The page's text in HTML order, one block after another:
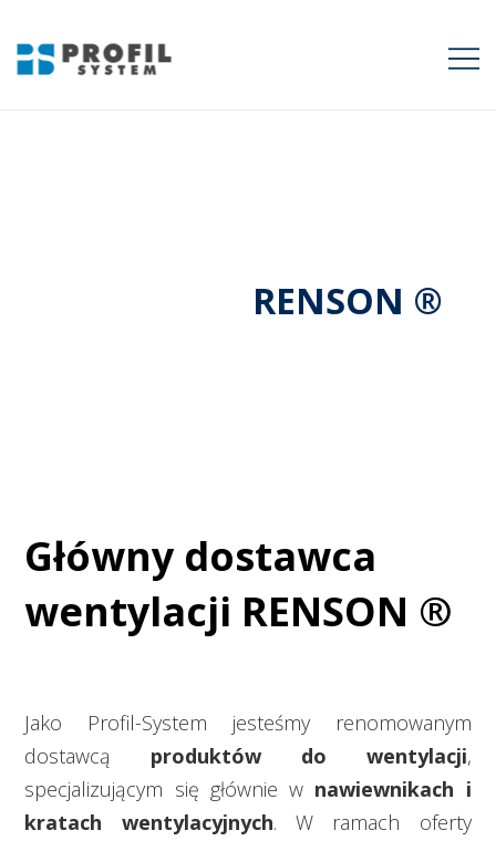
RENSON ®
Główny dostawca
wentylacji RENSON ®
Jako Profil-System jesteśmy renomowanym
dostawcą produktów do wentylacji,
specjalizującym się głównie w nawiewnikach i
kratach wentylacyjnych. W ramach oferty